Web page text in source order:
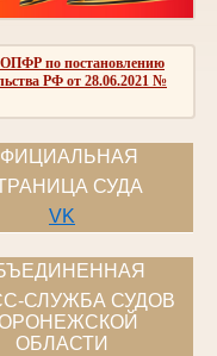
по постановлению
РФ от 28.06.2021 №
СУДА
VK
СЛУЖБА СУДОВ
ОБЛАСТИ